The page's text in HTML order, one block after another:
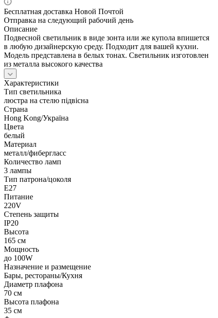
Бесплатная доставка Новой Почтой
Отправка на следующий рабочий день
Описание
Подвесной светильник в виде зонта или же купола впишется
в любую дизайнерскую среду. Подходит для вашей кухни.
Модель представлена в белых тонах. Светильник изготовлен
из металла высокого качества
Характеристики
Тип светильника
люстра на стелю підвісна
Страна
Hong Kong/Україна
Цвета
белый
Материал
металл/фибергласс
Количество ламп
3 лампы
Тип патрона/цоколя
E27
Питание
220V
Степень защиты
IP20
Высота
165 см
Мощность
до 100W
Назначение и размещение
Бары, рестораны/Кухня
Диаметр плафона
70 см
Высота плафона
35 см